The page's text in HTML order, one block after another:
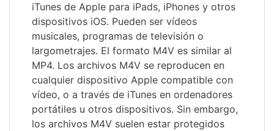
iTunes de Apple para iPads, iPhones y otros
dispositivos iOS. Pueden ser vídeos
musicales, programas de televisión o
largometrajes. El formato M4V es similar al
MP4. Los archivos M4V se reproducen en
cualquier dispositivo Apple compatible con
vídeo, o a través de iTunes en ordenadores
portátiles u otros dispositivos. Sin embargo,
los archivos M4V suelen estar protegidos